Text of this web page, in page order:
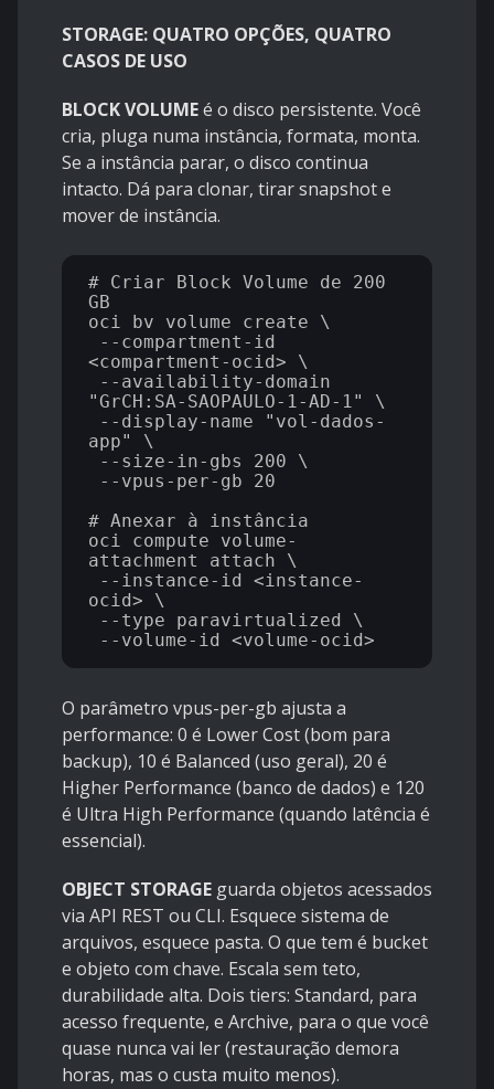
STORAGE: QUATRO OPÇÕES, QUATRO
CASOS DE USO
BLOCK VOLUMEé o disco persistente. Você
cria, pluga numa instância, formata, monta.
Se a instância parar, o disco continua
intacto. Dá para clonar, tirar snapshot e
mover de instância.
# Criar Block Volume de 200
GB
oci bv volume create \
--compartment-id
<compartment-ocid> \
--availability-domain
"GrCH:SA-SAOPAULO-1-AD-1" \
--display-name "vol-dados-
app" \
--size-in-gbs 200 \
--vpus-per-gb 20
# Anexar à instância
oci compute volume-
attachment attach \
--instance-id <instance-
ocid> \
--type paravirtualized \
O parâmetro vpus-per-gb ajusta a
performance: 0 é Lower Cost (bom para
backup), 10 é Balanced (uso geral), 20 é
Higher Performance (banco de dados) e 120
é Ultra High Performance (quando latência é
essencial).
OBJECT STORAGE guarda objetos acessados
via API REST ou CLI. Esquece sistema de
arquivos, esquece pasta. O que tem é bucket
e objeto com chave. Escala sem teto,
durabilidade alta. Dois tiers: Standard, para
acesso frequente, e Archive, para o que você
quase nunca vai ler (restauração demora
horas, mas o custa muito menos).